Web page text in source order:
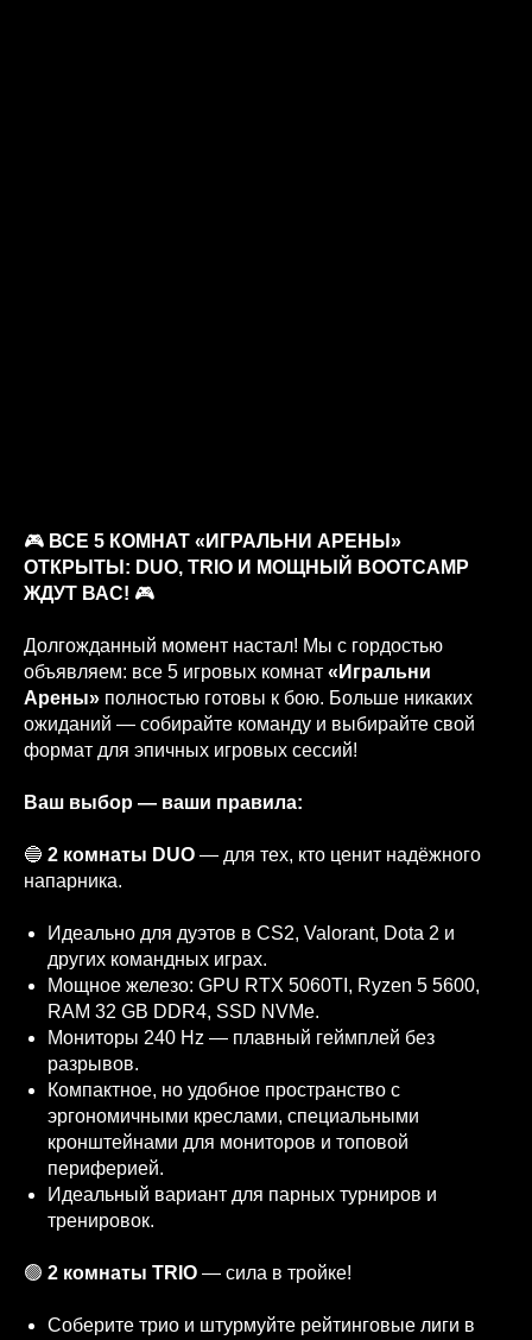
🎮 ВСЕ 5 КОМНАТ «ИГРАЛЬНИ АРЕНЫ»
ОТКРЫТЫ: DUO, TRIO И МОЩНЫЙ BOOTCAMP
ЖДУТ ВАС! 🎮
Долгожданный момент настал! Мы с гордостью
объявляем: все 5 игровых комнат «Игральни
Арены» полностью готовы к бою. Больше никаких
ожиданий — собирайте команду и выбирайте свой
формат для эпичных игровых сессий!
Ваш выбор — ваши правила:
🔵 2 комнаты DUO — для тех, кто ценит надёжного
напарника.
Идеально для дуэтов в CS2, Valorant, Dota 2 и
других командных играх.
Мощное железо: GPU RTX 5060TI, Ryzen 5 5600,
RAM 32 GB DDR4, SSD NVMe.
Мониторы 240 Hz — плавный геймплей без
разрывов.
Компактное, но удобное пространство с
эргономичными креслами, специальными
кронштейнами для мониторов и топовой
периферией.
Идеальный вариант для парных турниров и
тренировок.
🟢 2 комнаты TRIO — сила в тройке!
Соберите трио и штурмуйте рейтинговые лиги в